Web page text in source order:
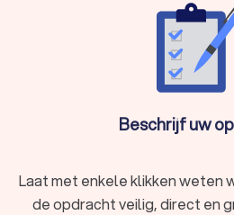
Beschrijf uw
Laat met enkele klikken weten
de opdracht veilig, direct en